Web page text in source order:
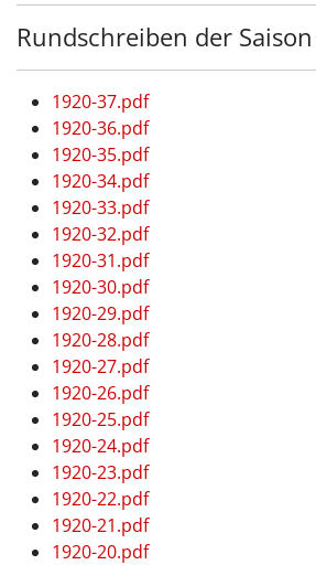
Rundschreiben der
1920-37.pdf
1920-36.pdf
1920-35.pdf
1920-34.pdf
1920-33.pdf
1920-32.pdf
1920-31.pdf
1920-30.pdf
1920-29.pdf
1920-28.pdf
1920-27.pdf
1920-26.pdf
1920-25.pdf
1920-24.pdf
1920-23.pdf
1920-22.pdf
1920-21.pdf
1920-20.pdf